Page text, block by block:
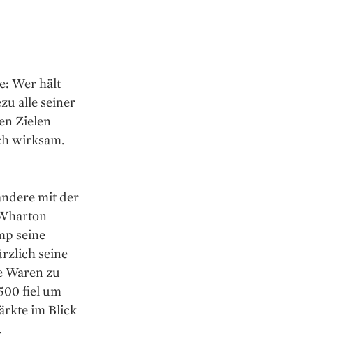
Wer hält
alle seiner
Zielen
wirksam.
mit der
seine
seine
Waren zu
fiel um
im Blick